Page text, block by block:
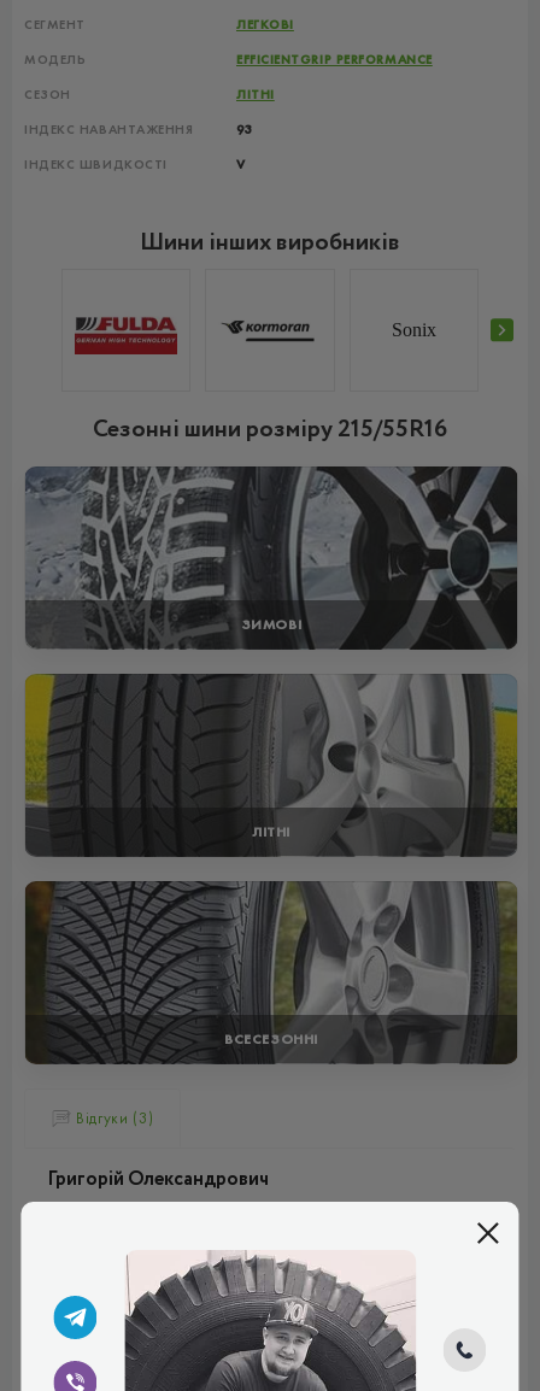
СЕГМЕНТ ЛЕГКОВІ
МОДЕЛЬ EFFICIENTGRIP PERFORMANCE
СЕЗОН ЛІТНІ
ІНДЕКС НАВАНТАЖЕННЯ 93
ІНДЕКС ШВИДКОСТІ V
Шини інших виробників
Sonix
Сезонні шини розміру 215/55R16
ЗИМОВІ
ЛІТНІ
ВСЕСЕЗОННІ
Відгуки (3)
Григорій Олександрович
дуже гарне зчеплення з дорогою незважаючи на те яка
погода за вікном. Будь то спекотний день,
прохолодний ранок чи дощовий вечір. Що б не
трапилось, я завжди впевнений, гума точно не підведе
Плюси:
Топ виробник
Мінуси:
немає